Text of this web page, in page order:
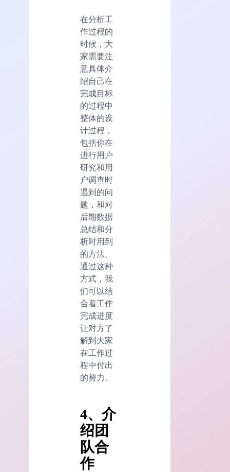
在分析工
作过程的
时候，大
家需要注
意具体介
绍自己在
完成目标
的过程中
整体的设
计过程，
包括你在
进行用户
研究和用
户调查时
遇到的问
题，和对
后期数据
总结和分
析时用到
的方法。
通过这种
方式，我
们可以结
合着工作
完成进度
让对方了
解到大家
在工作过
程中付出
的努力。
4、介
绍团
队合
作